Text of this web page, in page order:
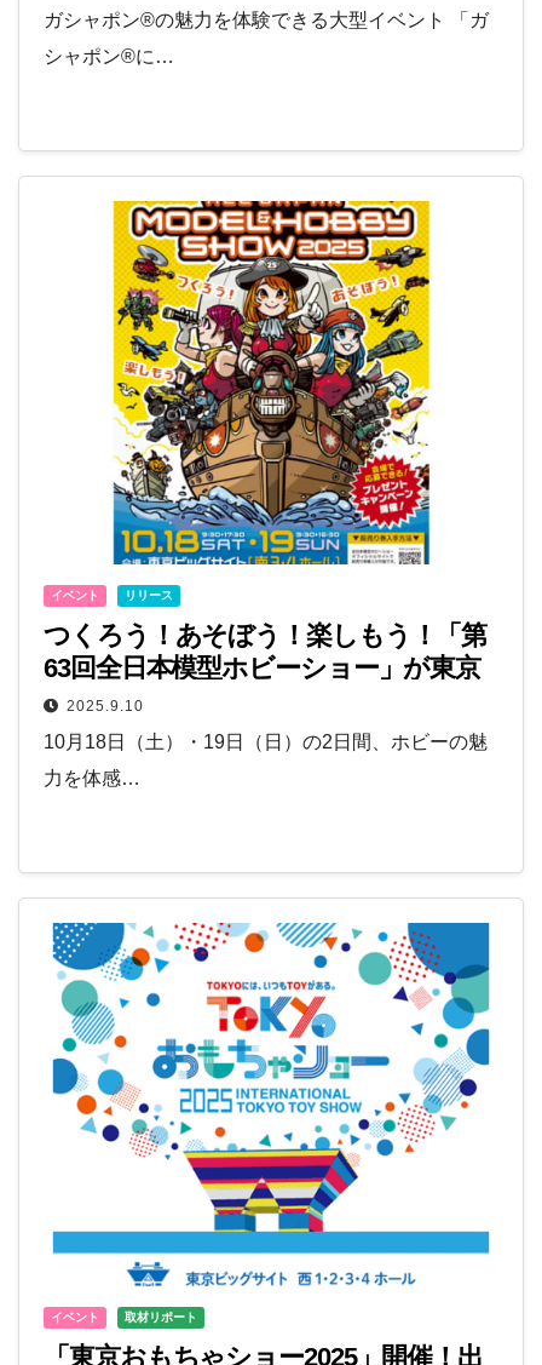
ガシャポン®の魅力を体験できる大型イベント 「ガ
シャポン®に…
イベント リリース
つくろう！あそぼう！楽しもう！「第
63回全日本模型ホビーショー」が東京
ビッグサイトで開催
2025.9.10
10月18日（土）・19日（日）の2日間、ホビーの魅
力を体感…
イベント 取材リポート
「東京おもちゃショー2025」開催！出